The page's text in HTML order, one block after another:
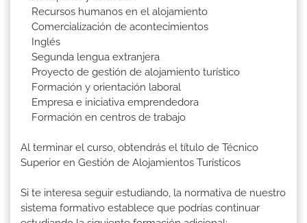
Recursos humanos en el alojamiento
Comercialización de acontecimientos
Inglés
Segunda lengua extranjera
Proyecto de gestión de alojamiento turístico
Formación y orientación laboral
Empresa e iniciativa emprendedora
Formación en centros de trabajo
Al terminar el curso, obtendrás el título de Técnico
Superior en Gestión de Alojamientos Turísticos
Si te interesa seguir estudiando, la normativa de nuestro
sistema formativo establece que podrías continuar